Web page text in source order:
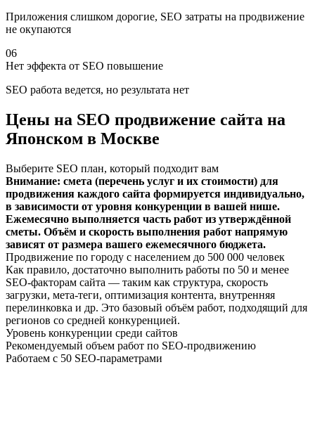
Приложения слишком дорогие, SEO затраты на продвижение
не окупаются
06
Нет эффекта от SEO повышение
SEO работа ведется, но результата нет
Цены на SEO продвижение сайта на
Японском в Москве
Выберите SEO план, который подходит вам
Внимание: смета (перечень услуг и их стоимости) для
продвижения каждого сайта формируется индивидуально,
в зависимости от уровня конкуренции в вашей нише.
Ежемесячно выполняется часть работ из утверждённой
сметы. Объём и скорость выполнения работ напрямую
зависят от размера вашего ежемесячного бюджета.
Продвижение по городу с населением до 500 000 человек
Как правило, достаточно выполнить работы по 50 и менее
SEO-факторам сайта — таким как структура, скорость
загрузки, мета-теги, оптимизация контента, внутренняя
перелинковка и др. Это базовый объём работ, подходящий для
регионов со средней конкуренцией.
Уровень конкуренции среди сайтов
Рекомендуемый объем работ по SEO-продвижению
Работаем с 50 SEO-параметрами